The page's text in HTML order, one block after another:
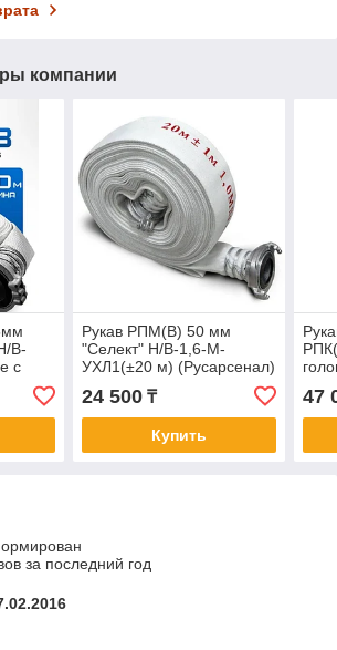
компании
В-
с
Рукав РПМ(В) 50 мм
"Селект" Н/В-1,6-М-
УХЛ1(±20 м) (Русарсенал)
24 500₸
Купить
ал.
47
за последний год